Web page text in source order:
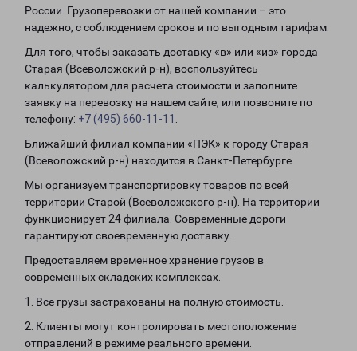
России. Грузоперевозки от нашей компании – это
надежно, с соблюдением сроков и по выгодным тарифам.
Для того, чтобы заказать доставку «в» или «из» города
Старая (Всеволожский р-н), воспользуйтесь
калькулятором для расчета стоимости и заполните
заявку на перевозку на нашем сайте, или позвоните по
телефону: +7 (495) 660-11-11
Ближайший филиал компании «ПЭК» к городу Старая
(Всеволожский р-н) находится в Санкт-Петербурге.
Мы организуем транспортировку товаров по всей
территории Старой (Всеволожского р-н). На территории
функционирует 24 филиала. Современные дороги
гарантируют своевременную доставку.
Предоставляем временное хранение грузов в
современных складских комплексах.
1. Все грузы застрахованы на полную стоимость.
2. Клиенты могут контролировать местоположение
отправлений в режиме реального времени.